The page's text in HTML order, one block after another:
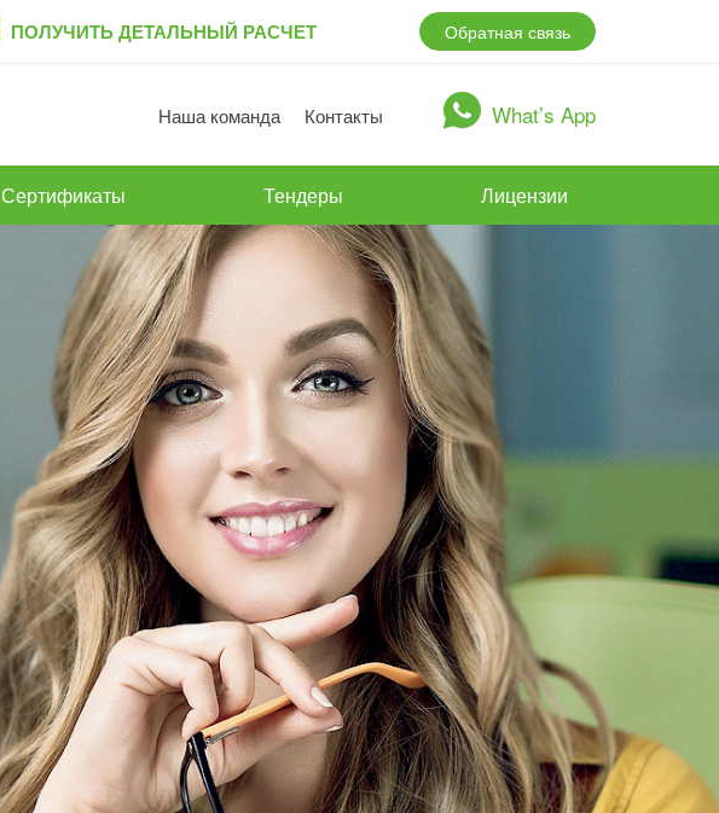
ПОЛУЧИТЬ ДЕТАЛЬНЫЙ РАСЧЕТ Обратная связь
Наша команда Контакты What’s App
Сертификаты Тендеры Лицензии